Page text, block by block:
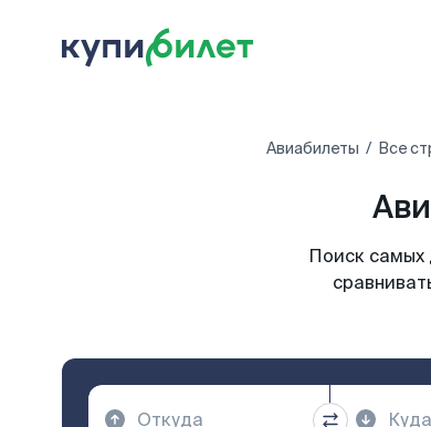
Авиабилеты Все
Поиск самых